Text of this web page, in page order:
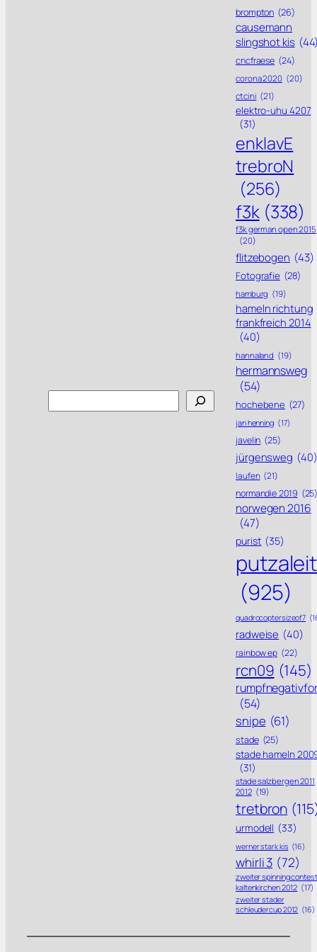
brompton (26)
causemann
slingshot kis
cncfraese (24)
corona 2020 (20)
ctcini (21)
elektro-uhu 4207
(31)
enklavE
trebroN
(256)
f3k (338)
f3k german open 2015
(20)
flitzebogen (43)
Fotografie (28)
hamburg (19)
hameln richtung
frankfreich 2014
(40)
hannaland (19)
hermannsweg
(54)
hochebene (27)
jan henning (17)
javelin (25)
jürgensweg (40)
laufen (21)
normandie 2019
norwegen 2016
(47)
purist (35)
putzaleit
(925)
quadrocoptersizeof7
radweise (40)
rainbow ep (22)
rcn09 (145)
(54)
snipe (61)
stade (25)
stade hameln
(31)
stade salzbergen 2011
2012 (19)
tretbron
urmodell (33)
werner stark kis (16)
whirli 3 (72)
zweiter spinning contest
kaltenkirchen 2012 (17)
zweiter stader
schleudercup 2012 (16)